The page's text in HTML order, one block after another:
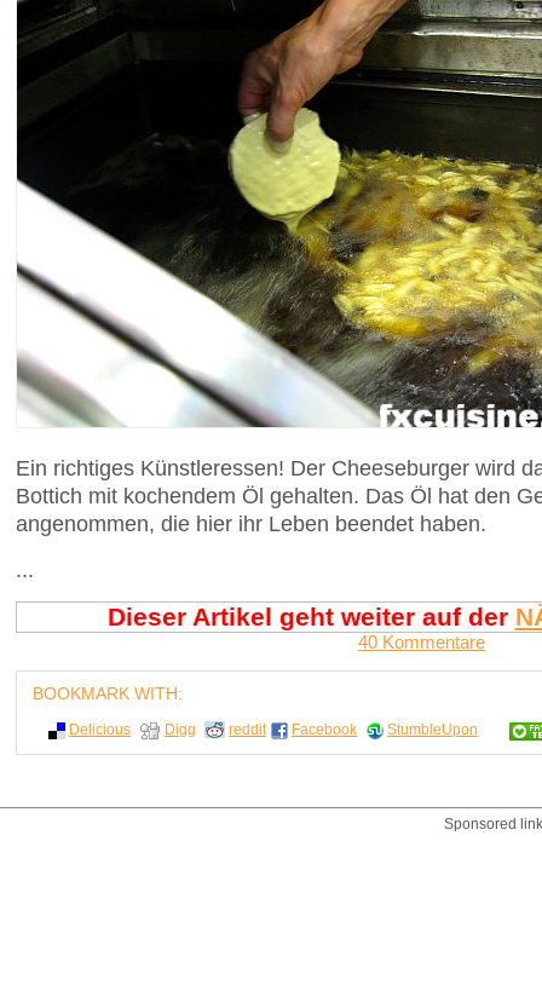
Ein richtiges Künstleressen! Der Cheeseburger wird
Bottich mit kochendem Öl gehalten. Das Öl hat den
angenommen, die hier ihr Leben beendet haben.
...
Dieser Artikel geht weiter auf der
40 Kommentare
BOOKMARK WITH:
Delicious Digg reddit Facebook StumbleUpon
Sponsored